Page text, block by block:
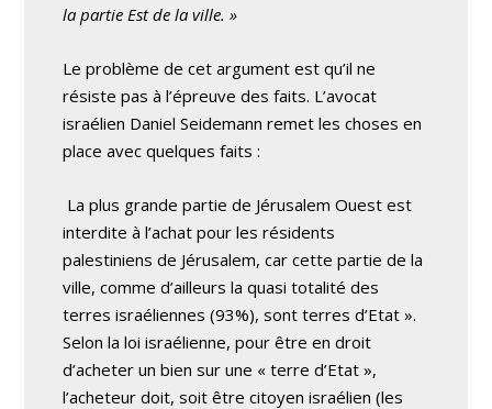
la partie Est de la ville. »
Le problème de cet argument est qu’il ne
résiste pas à l’épreuve des faits. L’avocat
israélien Daniel Seidemann remet les choses en
place avec quelques faits :
La plus grande partie de Jérusalem Ouest est
interdite à l’achat pour les résidents
palestiniens de Jérusalem, car cette partie de la
ville, comme d’ailleurs la quasi totalité des
terres israéliennes (93%), sont terres d’Etat ».
Selon la loi israélienne, pour être en droit
d’acheter un bien sur une « terre d’Etat »,
l’acheteur doit, soit être citoyen israélien (les